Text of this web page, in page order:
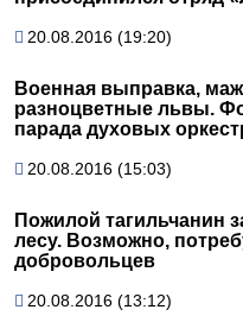
20.08.2016 (19:20)
Военная выправка,
разноцветные львы.
парада духовых
20.08.2016 (15:03)
Пожилой тагильчанин
лесу. Возможно,
добровольцев
20.08.2016 (13:12)